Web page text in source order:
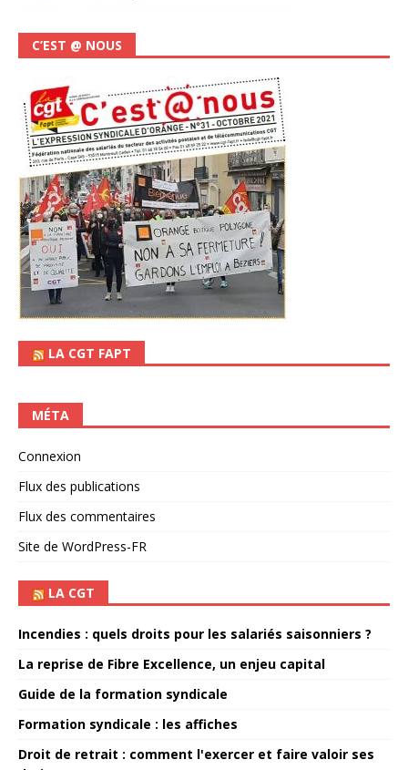
C’EST @ NOUS
LA CGT FAPT
MÉTA
Connexion
Flux des publications
Flux des commentaires
Site de WordPress-FR
LA CGT
Incendies : quels droits pour les salariés saisonniers ?
La reprise de Fibre Excellence, un enjeu capital
Guide de la formation syndicale
Formation syndicale : les affiches
Droit de retrait : comment l'exercer et faire valoir ses